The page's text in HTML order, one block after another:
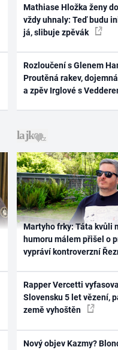
Mathiase Hložka ženy
vždy uhnaly: Teď budu
já, slibuje zpěvák
Rozloučení s Glenem
Proutěná rakev,
a zpěv Irglové s
Martyho frky: Táta kvůli
humoru málem přišel o
vypráví kontroverzní
Rapper Vercetti
Slovensku 5 let vězení,
země vyhoštěn
Nový objev Kazmy?